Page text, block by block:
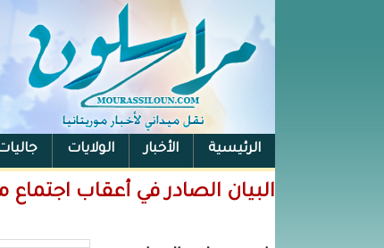
الرئيسية الأخبار الولايات
الفيس بوك
البيان الصادر في أعقاب